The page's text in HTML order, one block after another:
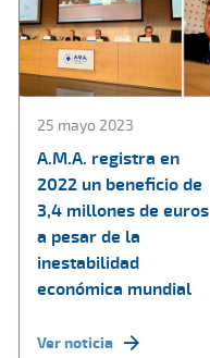
25 mayo 2023
A.M.A. registra en
2022 un beneficio de
3,4 millones de euros
a pesar de la
inestabilidad
económica mundial
Ver noticia